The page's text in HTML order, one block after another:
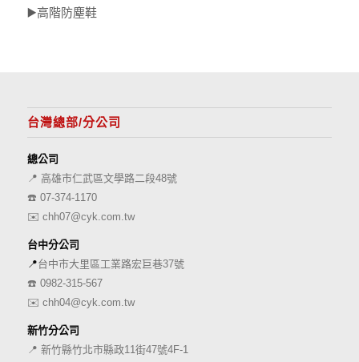
▶️高階防塵鞋
台灣總部/分公司
總公司
📍 高雄市仁武區文學路二段48號
☎️ 07-374-1170
✉️ chh07@cyk.com.tw
台中分公司
📍台中市大里區工業路宏巨巷37號
☎️ 0982-315-567
✉️ chh04@cyk.com.tw
新竹分公司
📍 新竹縣竹北市縣政11街47號4F-1